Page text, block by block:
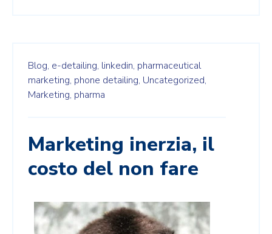
Blog, e-detailing, linkedin, pharmaceutical
marketing, phone detailing, Uncategorized,
Marketing, pharma
Marketing inerzia, il
costo del non fare